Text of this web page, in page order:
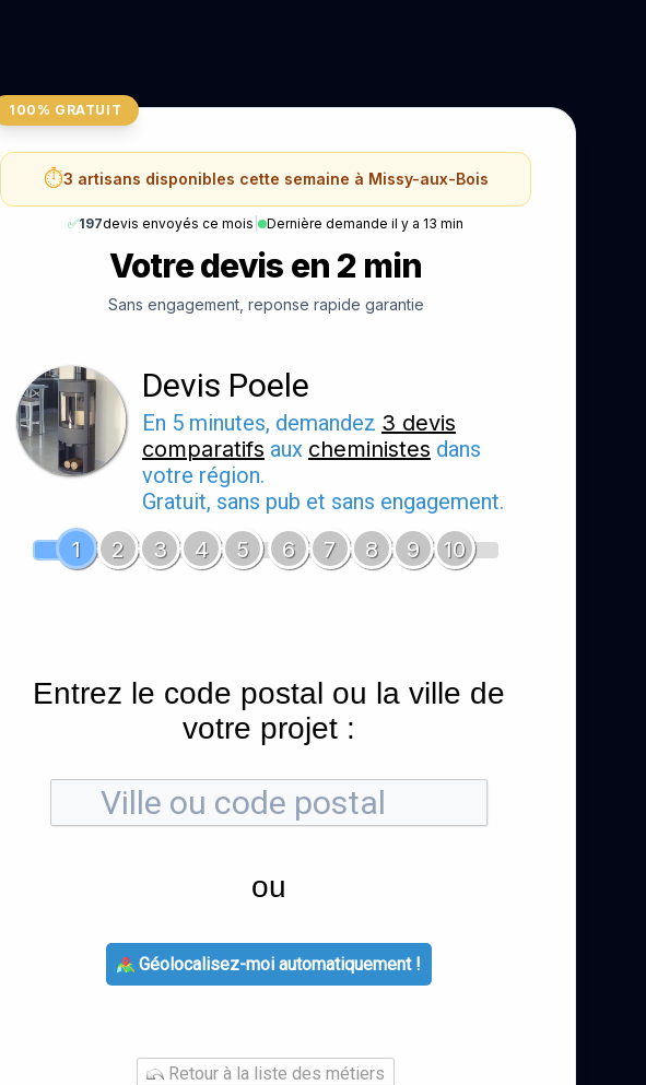
100% GRATUIT
⏱️3 artisans disponibles cette semaine à Missy-aux-Bois
✅197devis envoyés ce mois Dernière demande il y a 13 min
Votre devis en 2 min
Sans engagement, reponse rapide garantie
Devis Poele
En 5 minutes, demandez 3 devis
comparatifs aux cheministes dans
votre région.
Gratuit, sans pub et sans engagement.
1
2 3 4 5 6 7 8 9 10
Entrez le code postal ou la ville de
votre projet :
ou
Géolocalisez-moi automatiquement !
Retour à la liste des métiers